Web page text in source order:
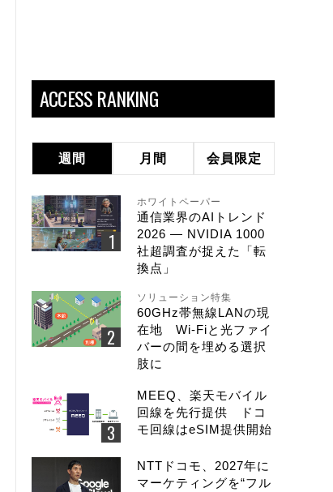
ACCESS RANKING
週間 月間 会員限定
ホワイトペーパー
通信業界のAIトレンド
2026 ― NVIDIA 1000
社超調査が捉えた「転
換点」
ソリューション特集
60GHz帯無線LANの現
在地 Wi-Fiと光ファイ
バーの間を埋める選択
肢に
MEEQ、楽天モバイル
回線を先行提供 ドコ
モ回線はeSIM提供開始
NTTドコモ、2027年に
マーケティングを“フル